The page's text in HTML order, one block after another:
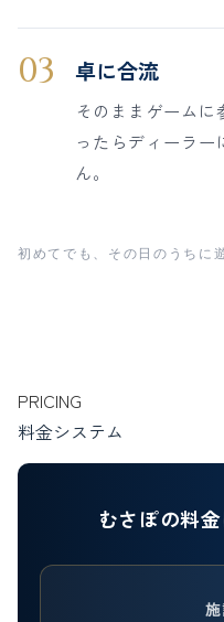
03 卓に合流
そのままゲーム
ったらディーラ
ん。
初めてでも、その日のうちに
PRICING
料金システム
むさぽの料